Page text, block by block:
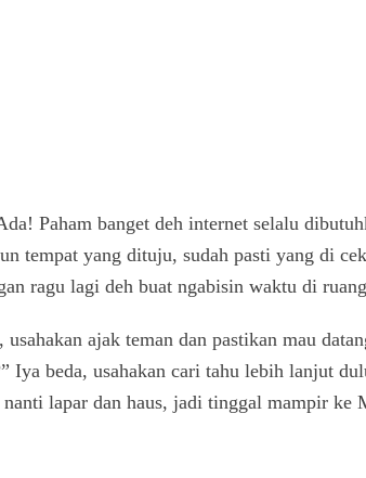
Paham banget deh internet selalu
tempat yang dituju, sudah pasti yang di
ragu lagi deh buat ngabisin waktu di
ajak teman dan pastikan mau
Iya beda, usahakan cari tahu lebih lanjut
lapar dan haus, jadi tinggal mampir ke